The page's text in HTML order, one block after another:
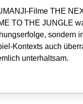
Filme THE
TO THE JUNGLE
sondern
Kontexts auch
unterhaltsam.